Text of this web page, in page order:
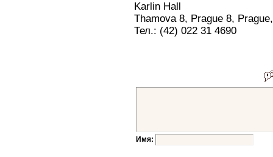
Karlin Hall
Thamova 8, Prague 8,
Тел.: (42) 022 31 4690
Имя: